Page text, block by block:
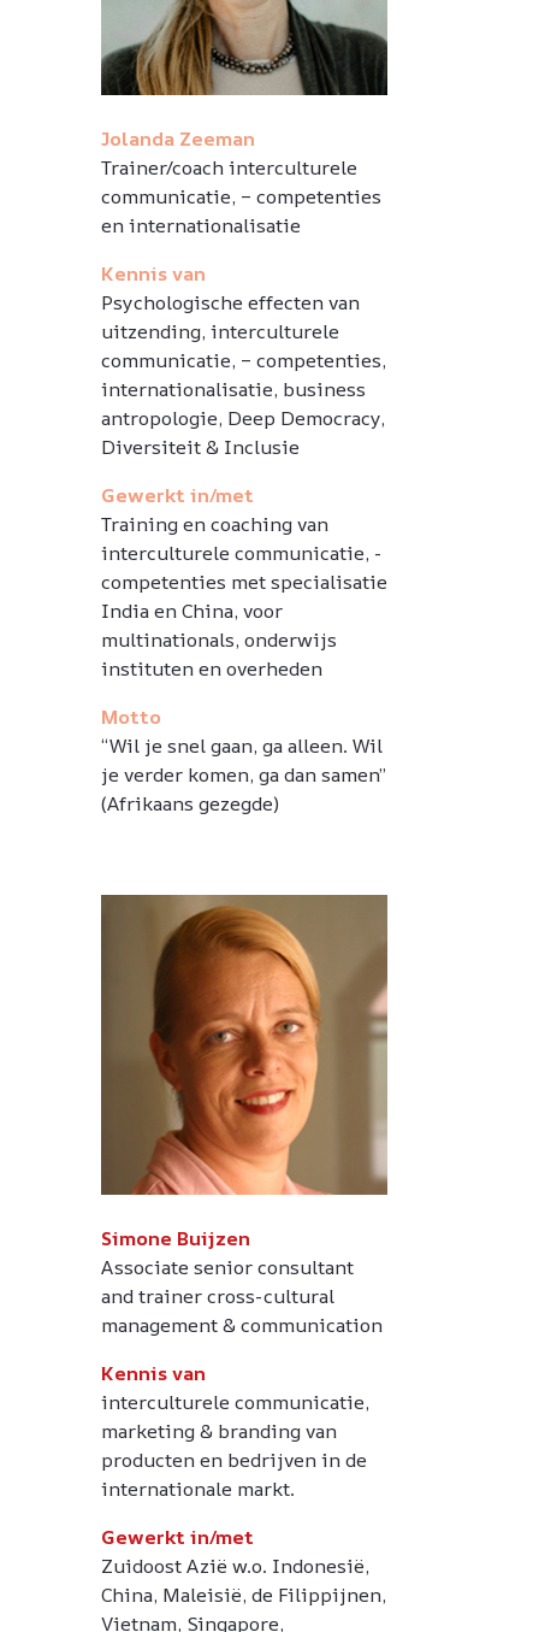
Jolanda Zeeman
Trainer/coach interculturele
communicatie, – competenties
en internationalisatie
Kennis van
Psychologische effecten van
uitzending, interculturele
communicatie, – competenties,
internationalisatie, business
antropologie, Deep Democracy,
Diversiteit & Inclusie
Gewerkt in/met
Training en coaching van
interculturele communicatie, -
competenties met specialisatie
India en China, voor
multinationals, onderwijs
instituten en overheden
Motto
“Wil je snel gaan, ga alleen. Wil
je verder komen, ga dan samen”
(Afrikaans gezegde)
Simone Buijzen
Associate senior consultant
and trainer cross-cultural
management & communication
Kennis van
interculturele communicatie,
marketing & branding van
producten en bedrijven in de
internationale markt.
Gewerkt in/met
Zuidoost Azië w.o. Indonesië,
China, Maleisië, de Filippijnen,
Vietnam, Singapore,